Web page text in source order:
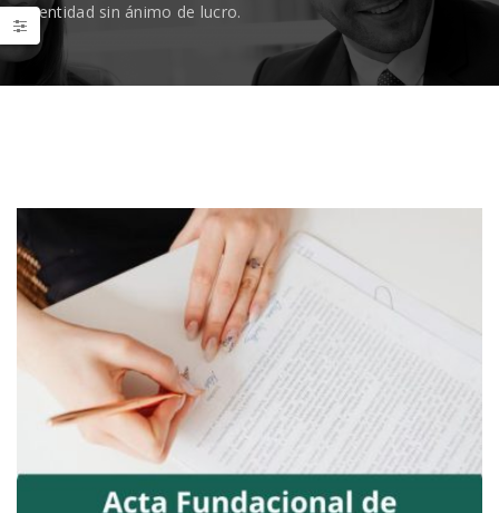
su entidad sin ánimo de lucro.